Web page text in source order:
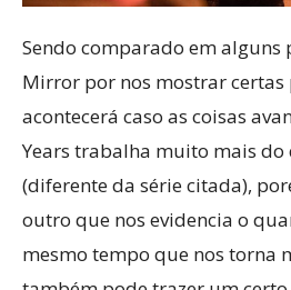
Sendo comparado em alguns
Mirror por nos mostrar certas
acontecerá caso as coisas
Years trabalha muito mais do
(diferente da série citada),
outro que nos evidencia o
mesmo tempo que nos torna